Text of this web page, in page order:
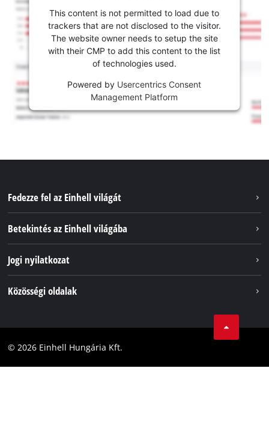
This content is not permitted to load due to
trackers that are not disclosed to the visitor.
The website owner needs to setup the site
with their CMP to add this content to the list
of technologies used.
Powered by Usercentrics Consent
Management Platform
Fedezze fel az Einhell világát
Betekintés az Einhell világába
Az Einhell világszerte
Jogi nyilatkozat
Akadálymentesítési Nyilatkozat
Közösségi oldalak
Facebook
© 2026 Einhell Hungária Kft.